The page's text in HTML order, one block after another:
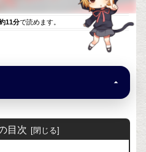
11分で読めます。
目次